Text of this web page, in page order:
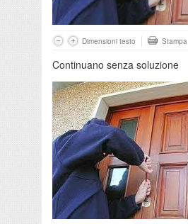
Dimensioni testo Stampa
Continuano senza soluzione